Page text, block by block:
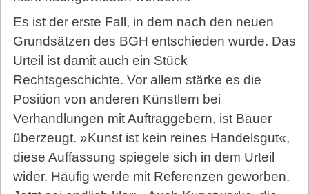
Es ist der erste Fall, in dem nach den neuen
Grundsätzen des BGH entschieden wurde. Das
Urteil ist damit auch ein Stück
Rechtsgeschichte. Vor allem stärke es die
Position von anderen Künstlern bei
Verhandlungen mit Auftraggebern, ist Bauer
überzeugt. »Kunst ist kein reines Handelsgut«,
diese Auffassung spiegele sich in dem Urteil
wider. Häufig werde mit Referenzen geworben.